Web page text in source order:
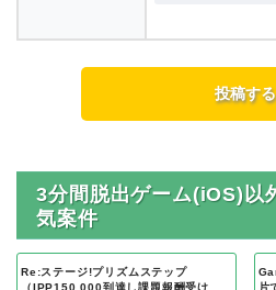
3分間脱出ゲーム(iOS)以
気案件
Re:ステージ!プリズムステップ